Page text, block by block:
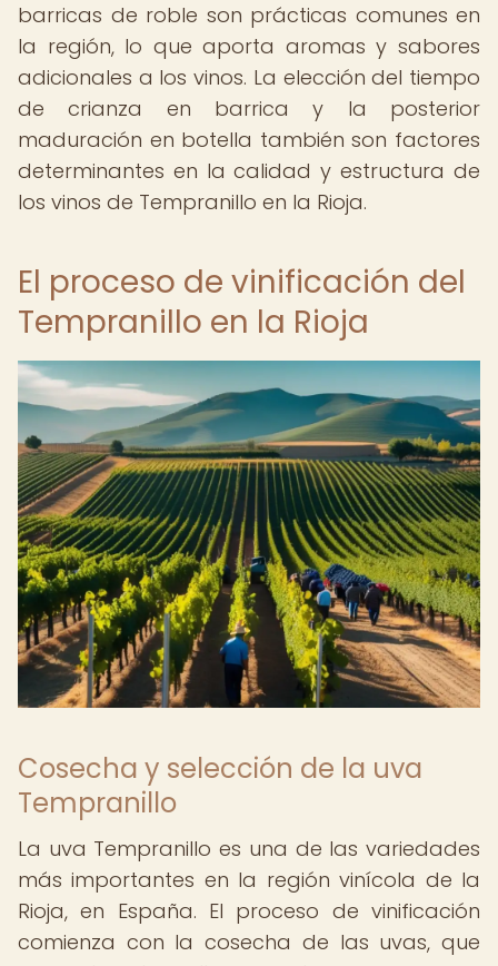
barricas de roble son prácticas comunes en
la región, lo que aporta aromas y sabores
adicionales a los vinos. La elección del tiempo
de crianza en barrica y la posterior
maduración en botella también son factores
determinantes en la calidad y estructura de
los vinos de Tempranillo en la Rioja.
El proceso de vinificación del
Tempranillo en la Rioja
Cosecha y selección de la uva
Tempranillo
La uva Tempranillo es una de las variedades
más importantes en la región vinícola de la
Rioja, en España. El proceso de vinificación
comienza con la cosecha de las uvas, que